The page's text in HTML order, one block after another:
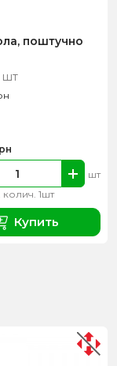
поштучно
шт
колич. 1шт
шт
Купить